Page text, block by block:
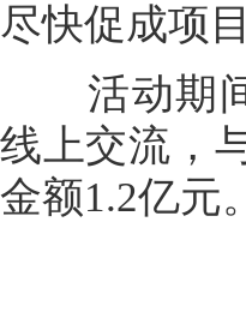
尽快促成项
活动期间
线上交流，
金额1.2亿元